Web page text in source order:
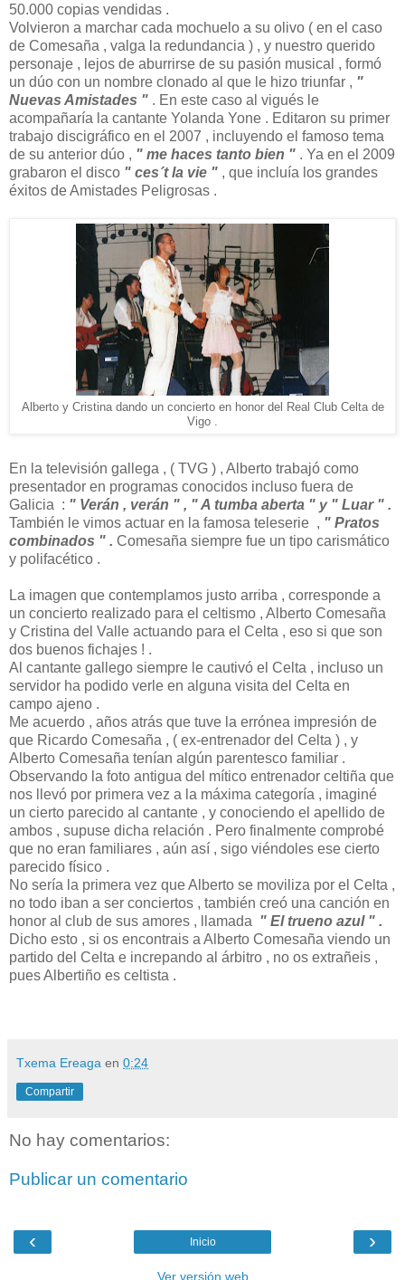
50.000 copias vendidas .
Volvieron a marchar cada mochuelo a su olivo ( en el caso
de Comesaña , valga la redundancia ) , y nuestro querido
personaje , lejos de aburrirse de su pasión musical , formó
un dúo con un nombre clonado al que le hizo triunfar , "
Nuevas Amistades " . En este caso al vigués le
acompañaría la cantante Yolanda Yone . Editaron su primer
trabajo discigráfico en el 2007 , incluyendo el famoso tema
de su anterior dúo , " me haces tanto bien " . Ya en el 2009
grabaron el disco " ces´t la vie " , que incluía los grandes
éxitos de Amistades Peligrosas .
Alberto y Cristina dando un concierto en honor del Real Club Celta de
Vigo .
En la televisión gallega , ( TVG ) , Alberto trabajó como
presentador en programas conocidos incluso fuera de
Galicia : " Verán , verán " , " A tumba aberta " y " Luar " .
También le vimos actuar en la famosa teleserie , " Pratos
combinados " . Comesaña siempre fue un tipo carismático
y polifacético .
La imagen que contemplamos justo arriba , corresponde a
un concierto realizado para el celtismo , Alberto Comesaña
y Cristina del Valle actuando para el Celta , eso si que son
dos buenos fichajes ! .
Al cantante gallego siempre le cautivó el Celta , incluso un
servidor ha podido verle en alguna visita del Celta en
campo ajeno .
Me acuerdo , años atrás que tuve la errónea impresión de
que Ricardo Comesaña , ( ex-entrenador del Celta ) , y
Alberto Comesaña tenían algún parentesco familiar .
Observando la foto antigua del mítico entrenador celtiña que
nos llevó por primera vez a la máxima categoría , imaginé
un cierto parecido al cantante , y conociendo el apellido de
ambos , supuse dicha relación . Pero finalmente comprobé
que no eran familiares , aún así , sigo viéndoles ese cierto
parecido físico .
No sería la primera vez que Alberto se moviliza por el Celta ,
no todo iban a ser conciertos , también creó una canción en
honor al club de sus amores , llamada " El trueno azul " .
Dicho esto , si os encontrais a Alberto Comesaña viendo un
partido del Celta e increpando al árbitro , no os extrañeis ,
pues Albertiño es celtista .
Txema Ereaga en 0:24
Compartir
No hay comentarios:
Publicar un comentario
‹ ›
Inicio
Ver versión web